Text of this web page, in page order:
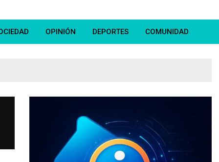
OPINIÓN DEPORTES COMUNIDAD